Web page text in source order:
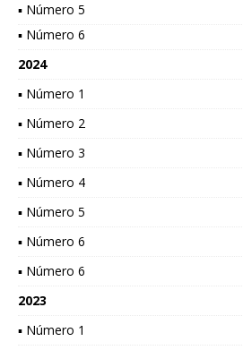
▪ Número 5
▪ Número 6
2024
▪ Número 1
▪ Número 2
▪ Número 3
▪ Número 4
▪ Número 5
▪ Número 6
▪ Número 6
2023
▪ Número 1